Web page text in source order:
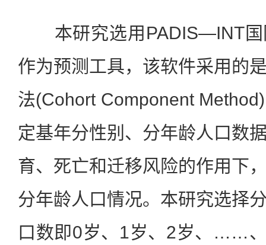
本研究选用PADIS—INT国
作为预测工具，该软件采用的
法(Cohort Component
定基年分性别、分年龄人口数
育、死亡和迁移风险的作用下
分年龄人口情况。本研究选择
口数即0岁、1岁、2岁、……